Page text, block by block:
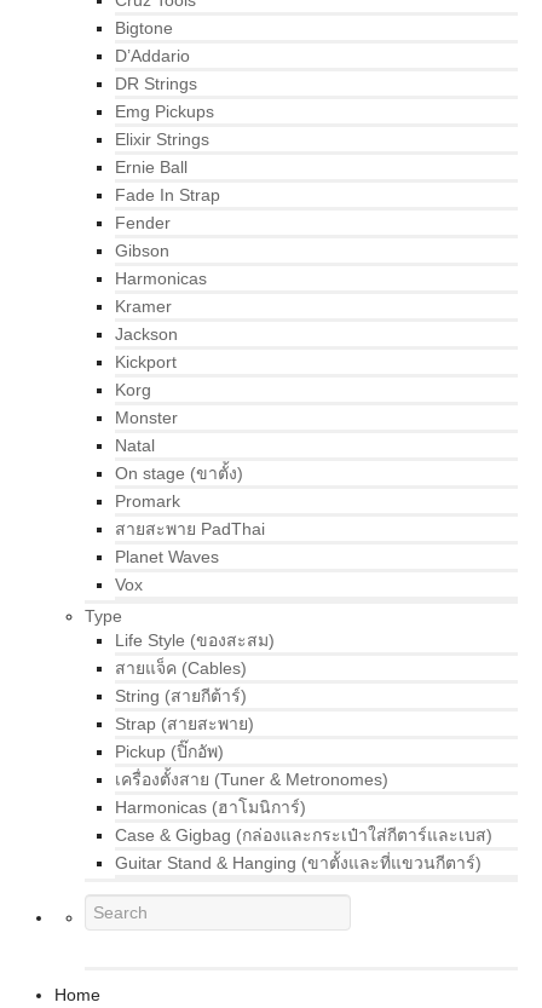
Bigtone
D’Addario
DR Strings
Emg Pickups
Elixir Strings
Ernie Ball
Fade In Strap
Fender
Gibson
Harmonicas
Kramer
Jackson
Kickport
Korg
Monster
Natal
On stage (ขาตั้ง)
Promark
สายสะพาย PadThai
Planet Waves
Vox
Type
Life Style (ของสะสม)
สายแจ็ค (Cables)
String (สายกีต้าร์)
Strap (สายสะพาย)
Pickup (ปิ๊กอัพ)
เครื่องตั้งสาย (Tuner & Metronomes)
Harmonicas (ฮาโมนิการ์)
Case & Gigbag (กล่องและกระเป๋าใส่กีตาร์และเบส)
Guitar Stand & Hanging (ขาตั้งและที่แขวนกีตาร์)
Home